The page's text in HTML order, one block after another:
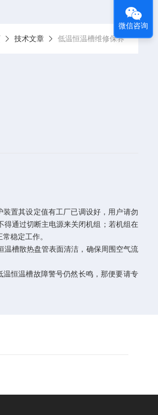
技术文章 低温恒温槽维修保养
置其设定值有工厂已调设好，用户请勿
通过切断主电源来关闭机组；若机组在
稳定工作。
槽散热盘管表面清洁，确保周围空气流
恒温槽故障警号仍然长鸣，那便要请专
微信咨询